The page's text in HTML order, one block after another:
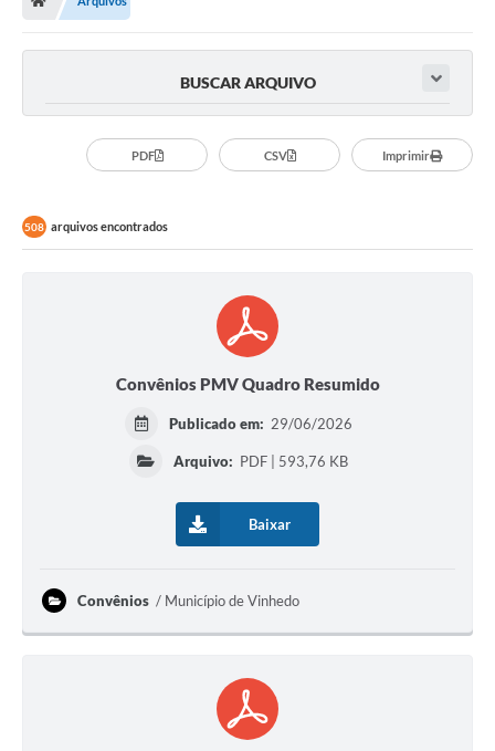
ÁGUA
ESGOTO
ACESSOS EXTERNOS
Legislação
BUSCAR ARQUIVO
PDF CSV Imprimir
508 arquivos encontrados
Convênios PMV Quadro Resumido
Publicado em: 29/06/2026
Arquivo: PDF | 593,76 KB
Baixar
Convênios Município de Vinhedo